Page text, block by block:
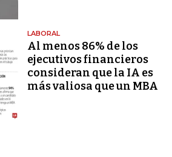
LABORAL
Al menos 86% de los
ejecutivos financieros
consideran que la IA es
más valiosa que un MBA